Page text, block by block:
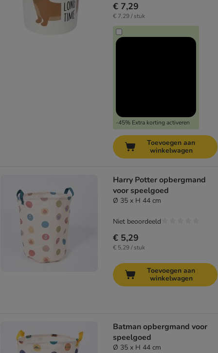
€ 7,29
€ 7,29 / stuk
-45% Extra korting activeren
Toevoegen aan
winkelwagen
Harry Potter opbergmand
voor speelgoed
Ø 35 x H 44 cm
€ 5,29
€ 5,29 / stuk
Niet beoordeeld
Toevoegen aan
winkelwagen
Batman opbergmand voor
speelgoed
Ø 35 x H 44 cm